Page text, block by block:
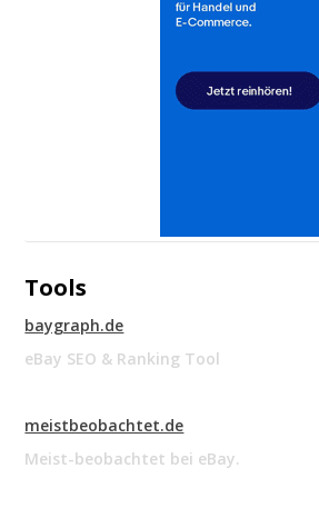
Tools
baygraph.de
eBay SEO & Ranking Tool
meistbeobachtet.de
Meist-beobachtet bei eBay.